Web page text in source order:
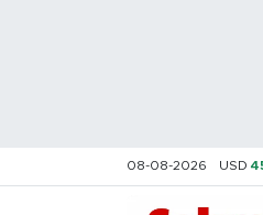
08-08-2026 USD